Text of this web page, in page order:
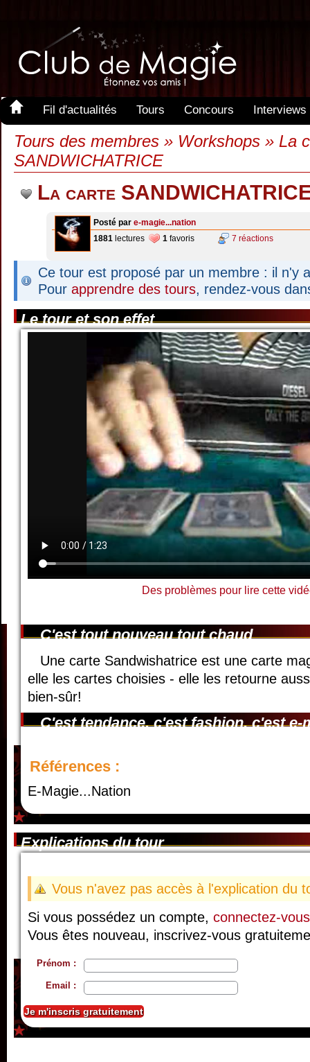
Fil d'actualités Tours Concours Interviews
Tours des membres » Workshops » La
SANDWICHATRICE
La carte
Posté par e-magie...nation
1881 lectures 1 favoris 7 réactions
Ce tour est proposé par un membre : il n'y
Pour apprendre des tours, rendez-vous
Le tour et son effet
Des problèmes pour lire cette
C'est tout nouveau tout chaud
Une carte Sandwishatrice est une carte
elle les cartes choisies - elle les retourne
bien-sûr!
C'est tendance, c'est fashion, c'est e-
Références :
E-Magie...Nation
Explications du tour
Vous n'avez pas accès à l'explication du
Si vous possédez un compte, connectez-vous
Vous êtes nouveau, inscrivez-vous
Prénom :
Email :